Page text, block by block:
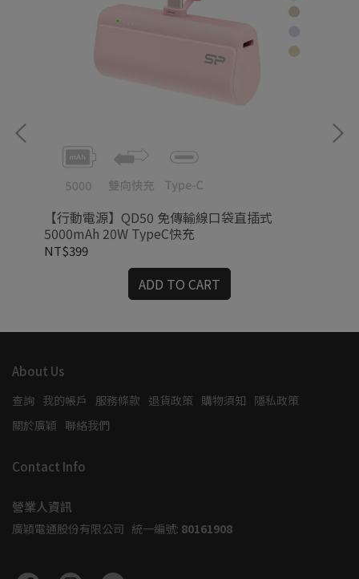
【行動電源】QD50 免傳輸線口袋直插式
5000mAh 20W TypeC快充
NT$399
ADD TO CART
About Us
查詢 我的帳戶 服務條款 退貨政策 購物須知 隱私政策
關於廣穎 聯絡我們
Contact Info
營業人資訊
廣穎電通股份有限公司   統一編號: 80161908